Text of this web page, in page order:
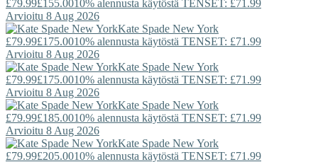
£79.99£155.0010% alennusta käytöstä TENSET: £71.99
Arvioitu 8 Aug 2026
Kate Spade New York
£79.99£175.0010% alennusta käytöstä TENSET: £71.99
Arvioitu 8 Aug 2026
Kate Spade New York
£79.99£175.0010% alennusta käytöstä TENSET: £71.99
Arvioitu 8 Aug 2026
Kate Spade New York
£79.99£185.0010% alennusta käytöstä TENSET: £71.99
Arvioitu 8 Aug 2026
Kate Spade New York
£79.99£205.0010% alennusta käytöstä TENSET: £71.99